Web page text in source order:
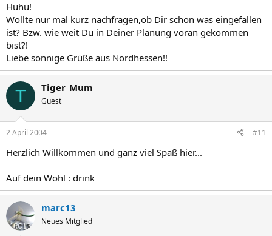
Huhu!
Wollte nur mal kurz nachfragen,ob Dir schon was eingefallen
ist? Bzw. wie weit Du in Deiner Planung voran gekommen
bist?!
Liebe sonnige Grüße aus Nordhessen!!
T Tiger_Mum
Guest
2 April 2004 #11
Herzlich Willkommen und ganz viel Spaß hier...
Auf dein Wohl : drink
marc13
Neues Mitglied